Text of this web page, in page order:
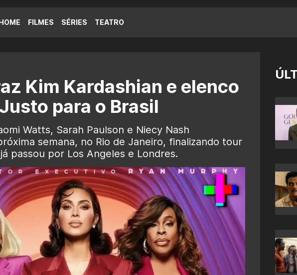
FILMES SÉRIES TEATRO
Kim Kardashian e elenco
para o Brasil
Watts, Sarah Paulson e Niecy Nash
semana, no Rio de Janeiro, finalizando tour
passou por Los Angeles e Londres.